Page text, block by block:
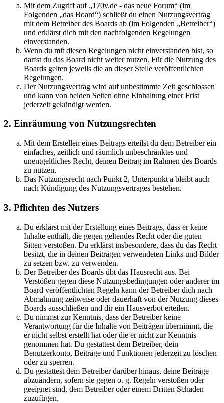
Mit dem Zugriff auf „170v.de - das neue Forum“ (im
Folgenden „das Board“) schließt du einen Nutzungsvertrag
mit dem Betreiber des Boards ab (im Folgenden „Betreiber“)
und erklärst dich mit den nachfolgenden Regelungen
einverstanden.
Wenn du mit diesen Regelungen nicht einverstanden bist, so
darfst du das Board nicht weiter nutzen. Für die Nutzung des
Boards gelten jeweils die an dieser Stelle veröffentlichten
Regelungen.
Der Nutzungsvertrag wird auf unbestimmte Zeit geschlossen
und kann von beiden Seiten ohne Einhaltung einer Frist
jederzeit gekündigt werden.
2. Einräumung von Nutzungsrechten
Mit dem Erstellen eines Beitrags erteilst du dem Betreiber ein
einfaches, zeitlich und räumlich unbeschränktes und
unentgeltliches Recht, deinen Beitrag im Rahmen des Boards
zu nutzen.
Das Nutzungsrecht nach Punkt 2, Unterpunkt a bleibt auch
nach Kündigung des Nutzungsvertrages bestehen.
3. Pflichten des Nutzers
Du erklärst mit der Erstellung eines Beitrags, dass er keine
Inhalte enthält, die gegen geltendes Recht oder die guten
Sitten verstoßen. Du erklärst insbesondere, dass du das Recht
besitzt, die in deinen Beiträgen verwendeten Links und Bilder
zu setzen bzw. zu verwenden.
Der Betreiber des Boards übt das Hausrecht aus. Bei
Verstößen gegen diese Nutzungsbedingungen oder anderer im
Board veröffentlichten Regeln kann der Betreiber dich nach
Abmahnung zeitweise oder dauerhaft von der Nutzung dieses
Boards ausschließen und dir ein Hausverbot erteilen.
Du nimmst zur Kenntnis, dass der Betreiber keine
Verantwortung für die Inhalte von Beiträgen übernimmt, die
er nicht selbst erstellt hat oder die er nicht zur Kenntnis
genommen hat. Du gestattest dem Betreiber, dein
Benutzerkonto, Beiträge und Funktionen jederzeit zu löschen
oder zu sperren.
Du gestattest dem Betreiber darüber hinaus, deine Beiträge
abzuändern, sofern sie gegen o. g. Regeln verstoßen oder
geeignet sind, dem Betreiber oder einem Dritten Schaden
zuzufügen.